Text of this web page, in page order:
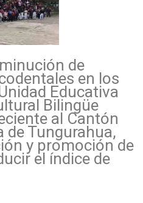
de
en los
Educativa
Bilingüe
al Cantón
Tungurahua,
y promoción de
el índice de